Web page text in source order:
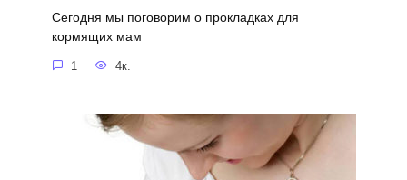
Сегодня мы поговорим о прокладках для
кормящих мам
1 4к.